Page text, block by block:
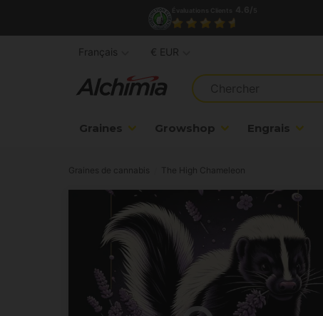
Graines Growshop Engrais
Français € EUR
Graines de cannabis The High Chameleon